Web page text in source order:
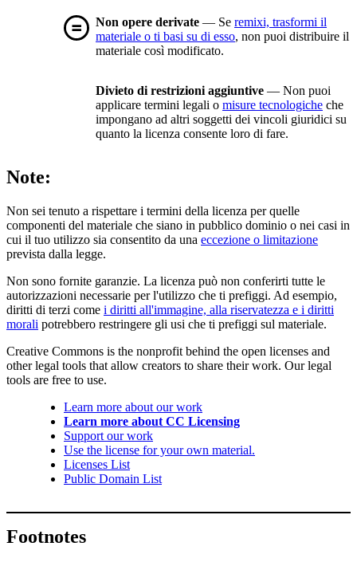
Non opere derivate — Se remixi, trasformi il
materiale o ti basi su di esso, non puoi distribuire il
materiale così modificato.
Divieto di restrizioni aggiuntive — Non puoi
applicare termini legali o misure tecnologiche che
impongano ad altri soggetti dei vincoli giuridici su
quanto la licenza consente loro di fare.
Note:
Non sei tenuto a rispettare i termini della licenza per quelle
componenti del materiale che siano in pubblico dominio o nei casi in
cui il tuo utilizzo sia consentito da una eccezione o limitazione
prevista dalla legge.
Non sono fornite garanzie. La licenza può non conferirti tutte le
autorizzazioni necessarie per l'utilizzo che ti prefiggi. Ad esempio,
diritti di terzi come i diritti all'immagine, alla riservatezza e i diritti
morali potrebbero restringere gli usi che ti prefiggi sul materiale.
Creative Commons is the nonprofit behind the open licenses and
other legal tools that allow creators to share their work. Our legal
tools are free to use.
Learn more about our work
Learn more about CC Licensing
Support our work
Use the license for your own material.
Licenses List
Public Domain List
Footnotes